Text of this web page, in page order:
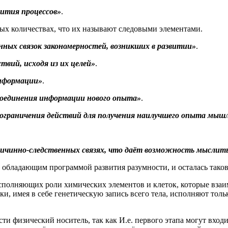
процессов».
количествах, что их называют следовыми элементами.
связок закономерностей, возникших в развитии».
исходя из их целей».
.
информации нового опыта».
действий для получения наилучшего опыта
следственных связях, что даёт возможность
программой развития разумности, и осталась
роли химических элементов и клеток, которые
имея в себе генетическую запись всего тела, исполняют
физический носитель, так как И.е. первого этапа могут